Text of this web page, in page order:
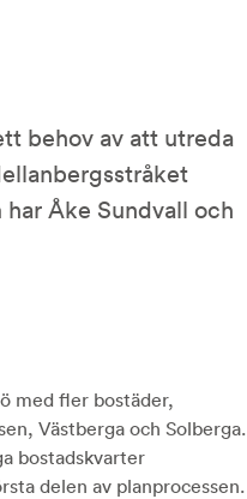
behov av att utreda
Åke Sundvall och
med fler bostäder,
Västberga och Solberga.
bostadskvarter
delen av planprocessen.